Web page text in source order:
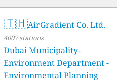
🇹🇭AirGradient Co. Ltd.
4007 stations
Dubai Municipality-
Environment Department -
Environmental Planning